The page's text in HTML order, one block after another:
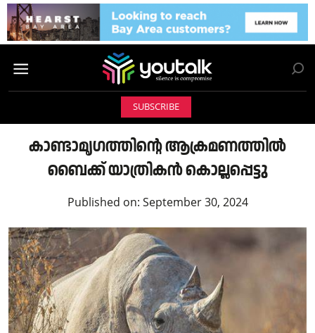
SUBSCRIBE
കാണ്ടാമൃഗത്തിന്റെ ആക്രമണത്തില്‍
ബൈക്ക് യാത്രികൻ കൊല്ലപ്പെട്ടു
Published on: September 30, 2024